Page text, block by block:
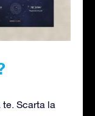
te. Scarta la